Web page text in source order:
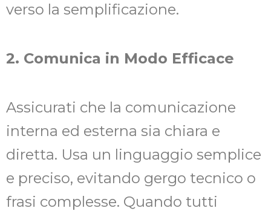
verso la semplificazione.
2. Comunica in Modo Efficace
Assicurati che la comunicazione
interna ed esterna sia chiara e
diretta. Usa un linguaggio semplice
e preciso, evitando gergo tecnico o
frasi complesse. Quando tutti